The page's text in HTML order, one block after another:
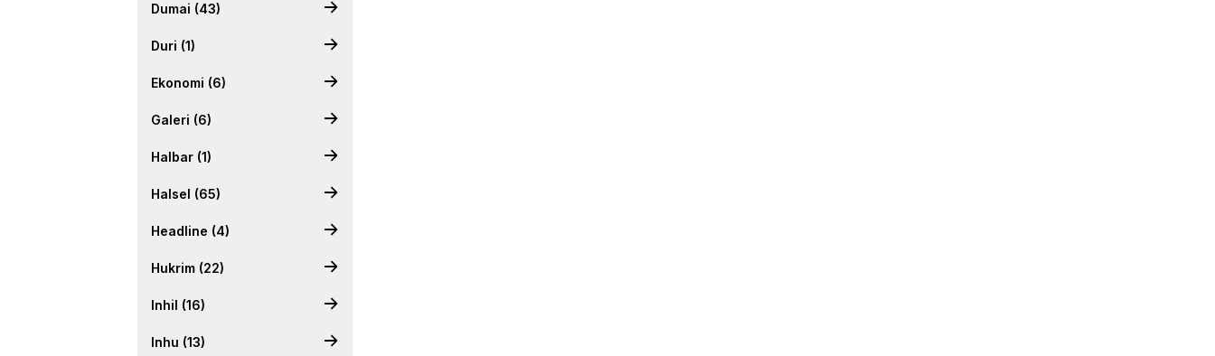
Dumai (43)
Duri (1)
Ekonomi (6)
Galeri (6)
Halbar (1)
Halsel (65)
Headline (4)
Hukrim (22)
Inhil (16)
Inhu (13)